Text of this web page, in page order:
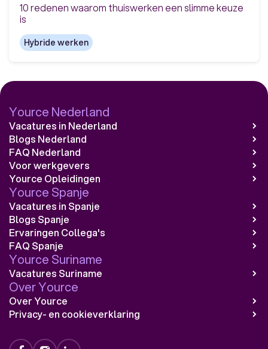
10 redenen waarom thuiswerken een slimme keuze
is
Hybride werken
Yource Nederland
Vacatures in Nederland
Blogs Nederland
FAQ Nederland
Voor werkgevers
Yource Opleidingen
Yource Spanje
Vacatures in Spanje
Blogs Spanje
Ervaringen Collega's
FAQ Spanje
Yource Suriname
Vacatures Suriname
Over Yource
Over Yource
Privacy- en cookieverklaring